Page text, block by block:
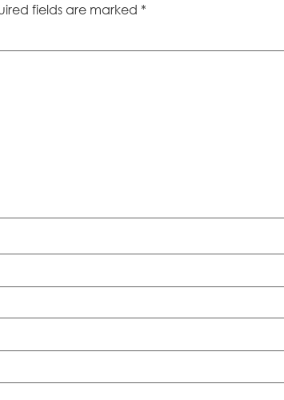
fields are marked *